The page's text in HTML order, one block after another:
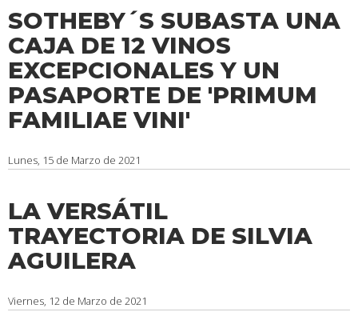
SOTHEBY´S SUBASTA UNA
CAJA DE 12 VINOS
EXCEPCIONALES Y UN
PASAPORTE DE 'PRIMUM
FAMILIAE VINI'
Lunes, 15 de Marzo de 2021
LA VERSÁTIL
TRAYECTORIA DE SILVIA
AGUILERA
Viernes, 12 de Marzo de 2021